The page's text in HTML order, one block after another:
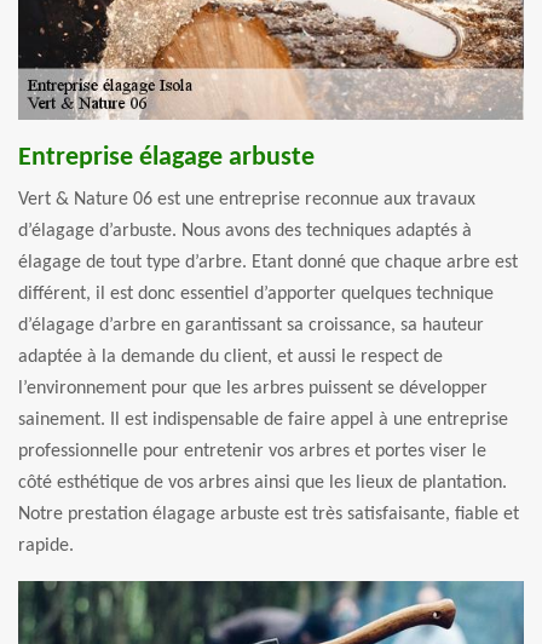
Entreprise élagage arbuste
Vert & Nature 06 est une entreprise reconnue aux travaux
d’élagage d’arbuste. Nous avons des techniques adaptés à
élagage de tout type d’arbre. Etant donné que chaque arbre est
différent, il est donc essentiel d’apporter quelques technique
d’élagage d’arbre en garantissant sa croissance, sa hauteur
adaptée à la demande du client, et aussi le respect de
l’environnement pour que les arbres puissent se développer
sainement. Il est indispensable de faire appel à une entreprise
professionnelle pour entretenir vos arbres et portes viser le
côté esthétique de vos arbres ainsi que les lieux de plantation.
Notre prestation élagage arbuste est très satisfaisante, fiable et
rapide.